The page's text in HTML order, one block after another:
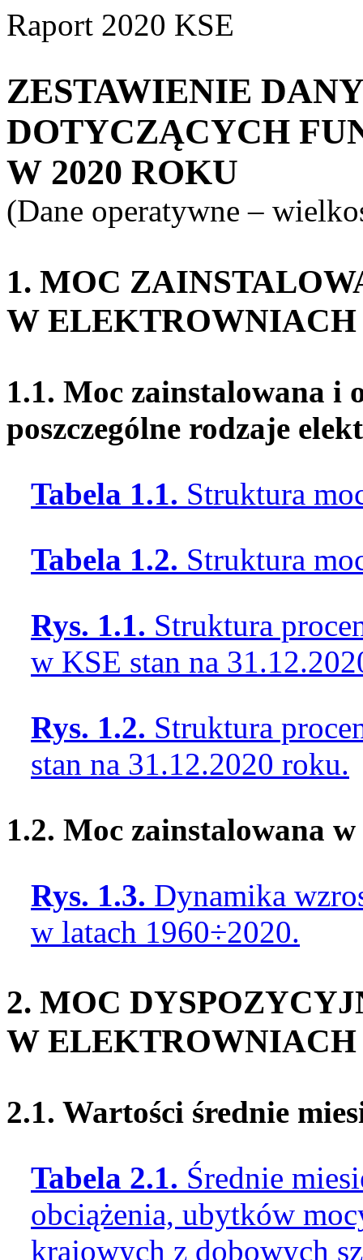
Raport 2020 KSE
ZESTAWIENIE
DOTYCZĄCYCH
W 2020 ROKU
(Dane operatywne –
1. MOC
W
1.1. Moc zainstalowana i
poszczególne rodzaje
Tabela 1.1. Struktura
Tabela 1.2. Struktura
Rys. 1.1. Struktura
w KSE stan na
Rys. 1.2. Struktura
stan na 31.12.2020 roku.
1.2. Moc zainstalowana
Rys. 1.3. Dynamika
w latach 1960÷2020.
2. MOC
W
2.1. Wartości średnie
Tabela 2.1. Średnie
obciążenia, ubytków
krajowych z dobowych